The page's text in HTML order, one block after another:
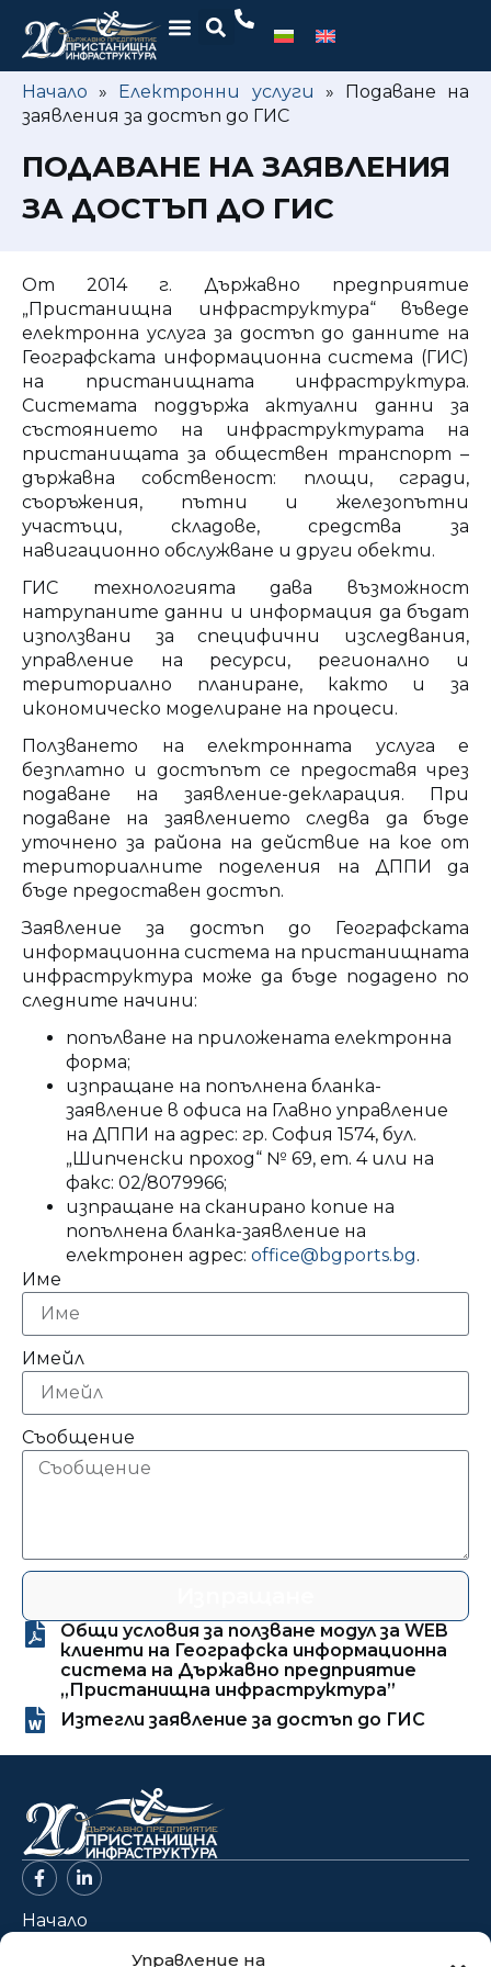
Управление на
Начало » Електронни услуги » Подаване на
заявления за достъп до ГИС
ПОДАВАНЕ НА ЗАЯВЛЕНИЯ
ЗА ДОСТЪП ДО ГИС
От 2014 г. Държавно предприятие
„Пристанищна инфраструктура“ въведе
електронна услуга за достъп до данните на
Географската информационна система (ГИС)
на пристанищната инфраструктура.
Системата поддържа актуални данни за
състоянието на инфраструктурата на
пристанищата за обществен транспорт –
държавна собственост: площи, сгради,
съоръжения, пътни и железопътни
участъци, складове, средства за
навигационно обслужване и други обекти.
ГИС технологията дава възможност
натрупаните данни и информация да бъдат
използвани за специфични изследвания,
управление на ресурси, регионално и
териториално планиране, както и за
икономическо моделиране на процеси.
Ползването на електронната услуга е
безплатно и достъпът се предоставя чрез
подаване на заявление-декларация. При
подаване на заявлението следва да бъде
уточнено за района на действие на кое от
териториалните поделения на ДППИ да
бъде предоставен достъп.
Заявление за достъп до Географската
информационна система на пристанищната
инфраструктура може да бъде подадено по
следните начини:
попълване на приложената електронна
форма;
изпращане на попълнена бланка-
заявление в офиса на Главно управление
на ДППИ на адрес: гр. София 1574, бул.
„Шипченски проход“ № 69, ет. 4 или на
факс: 02/8079966;
изпращане на сканирано копие на
попълнена бланка-заявление на
електронен адрес: office@bgports.bg.
Име
Имейл
Съобщение
Общи условия за ползване модул за WEB
клиенти на Географска информационна
система на Държавно предприятие
„Пристанищна инфраструктура”
Изтегли заявление за достъп до ГИС
Начало